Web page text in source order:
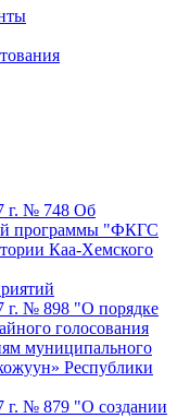
г. № 748 Об
программы "ФКГС
Каа-Хемского
г. № 898 "О порядке
голосования
муниципального
Республики
г. № 879 "О создании